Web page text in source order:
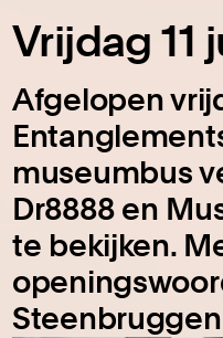
Vrijdag 11
Afgelopen
museumbus
Dr8888 en
te bekijken.